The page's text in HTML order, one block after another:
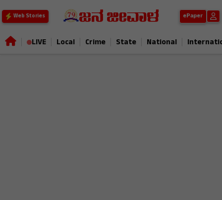
Web Stories ePaper
LIVE Local Crime State National